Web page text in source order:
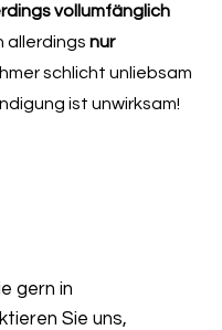
vollumfänglich
allerdings nur
schlicht unliebsam
ist unwirksam!
gern in
Sie uns,